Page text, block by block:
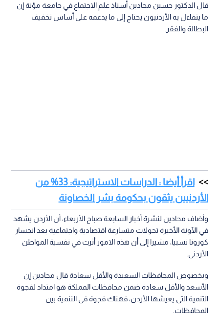
قال الدكتور حسين محادين أستاذ علم الاجتماع في جامعة مؤتة إن
ما يتفاءل به الأردنيون يحتاج إلى ما يدعمه على أساس تخفيف
البطالة والفقر.
اقرأ أيضا : الدراسات الاستراتيجية: 33% من
الأردنيين يثقون بحكومة بشر الخصاونة
وأضاف محادين لنشرة أخبار السابعة صباح الأربعاء، أن الأردن يشهد
في الآونة الأخيرة تحولات متسارعة اقتصادية واجتماعية بعد انحسار
كورونا نسبيا، مشيرا إلى أن هذه الامور أثرت في نفسية المواطن
الأردني.
وبخصوص المحافظات السعيدة والأقل سعادة قال محادين إن
الأسعد والأقل سعادة ضمن محافظات المملكة هو امتداد لفجوة
التنمية التي يعيشها الأردن، فهناك فجوة في التنمية بين
المحافظات.